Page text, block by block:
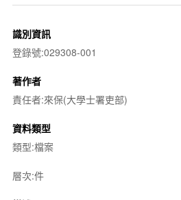
識別資訊
登錄號:029308-001
著作者
責任者:來保(大學士署吏部)
資料類型
類型:檔案
層次:件